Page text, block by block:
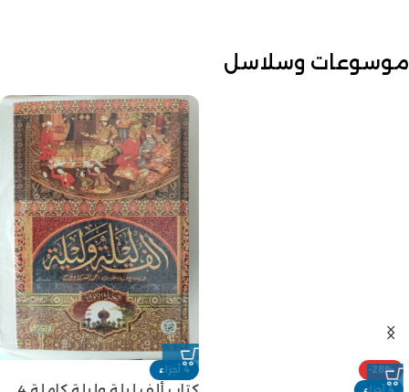
موسوعات وسلاسل
-28%
4 أجزاء